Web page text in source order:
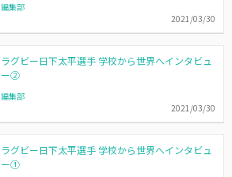
編集部
2021/03/30
ラグビー日下太平選手 学校から世界へインタビュ
ー②
編集部
2021/03/30
ラグビー日下太平選手 学校から世界へインタビュ
ー①